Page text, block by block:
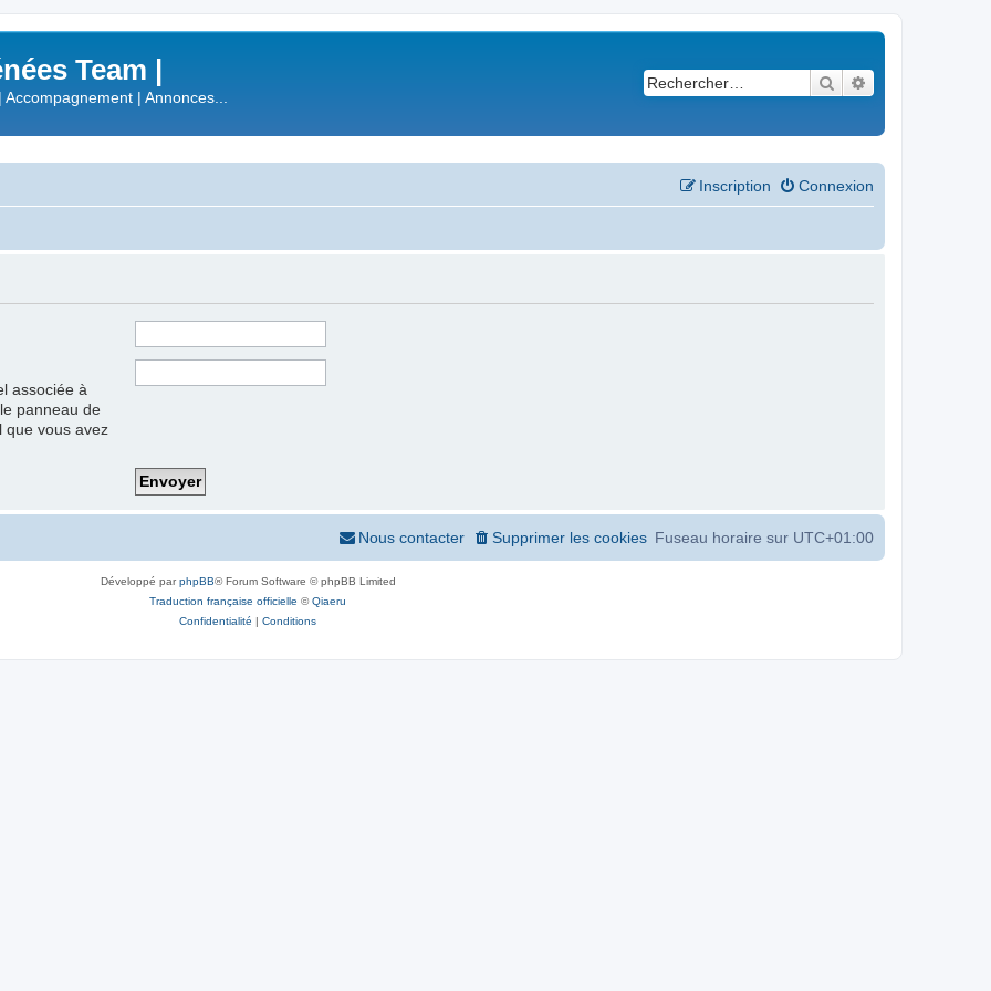
Team |
| Annonces...
Rechercher
Connexion
Inscription
associée à
panneau de
que vous avez
Fuseau horaire sur UTC+01:00
Supprimer les cookies
Nous contacter
Développé parphpBB® Forum Software © phpBB Limited
Traduction française officielle ©Qiaeru
Confidentialité | Conditions